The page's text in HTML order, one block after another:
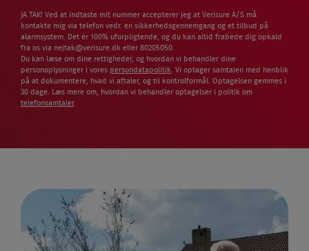
JA TAK! Ved at indtaste mit nummer accepterer jeg at Verisure A/S må
kontakte mig via telefon vedr. en sikkerhedsgennemgang og et tilbud på
alarmsystem. Det er 100% uforpligtende, og du kan altid frabede dig opkald
fra os via nejtak@verisure.dk eller 80205050.
Du kan læse om dine rettigheder, og hvordan vi behandler dine
personoplysninger i vores persondatapolitik. Vi optager samtalen med henblik
på at dokumentere, hvad vi aftaler, og til kontrolformål. Optagelsen gemmes i
30 dage. Læs mere om, hvordan vi behandler optagelser i politik om
telefonsamtaler.